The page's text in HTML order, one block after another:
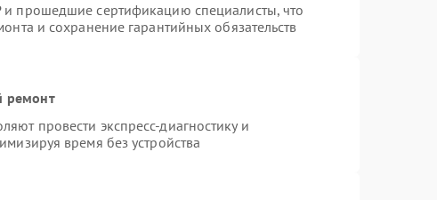
и прошедшие сертификацию специалисты, что
и сохранение гарантийных обязательств
ремонт
провести экспресс-диагностику и
время без устройства